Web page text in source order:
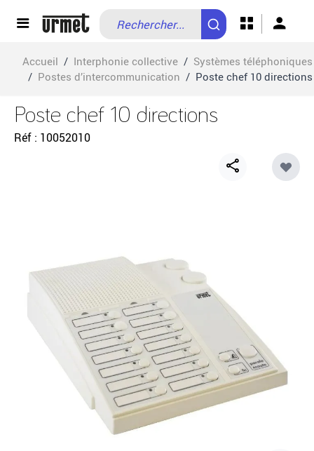
Accueil / Interphonie collective / Systèmes téléphoniques
/ Postes d’intercommunication / Poste chef 10 directions
Poste chef 10 directions
Réf 10052010